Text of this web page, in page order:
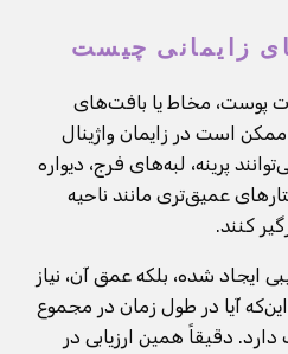
زایمانی چیست
پوست، مخاط یا بافت‌های
است در زایمان واژینال
پرینه، لبه‌های فرج، دیواره
عمیق‌تری مانند ناحیه
کنند.
ایجاد شده، بلکه عمق آن، نیاز
آیا در طول زمان در مجموع
دقیقاً همین ارزیابی در